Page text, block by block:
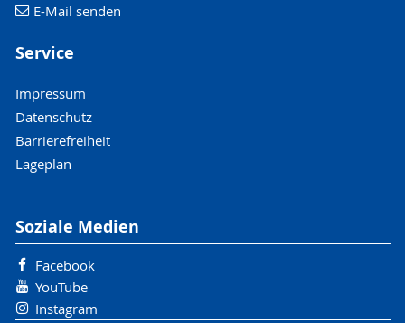
E-Mail senden
Service
Impressum
Datenschutz
Barrierefreiheit
Lageplan
Soziale Medien
Facebook
YouTube
Instagram